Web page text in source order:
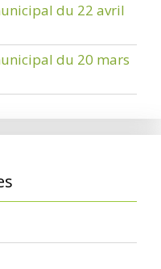
du 22 avril
du 20 mars